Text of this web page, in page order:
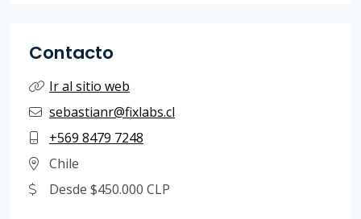
Contacto
Ir al sitio web
sebastianr@fixlabs.cl
+569 8479 7248
Chile
Desde $450.000 CLP